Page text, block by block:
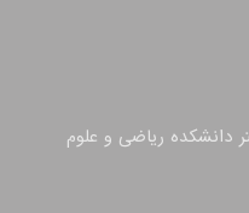
دانشکده ریاضی و علوم